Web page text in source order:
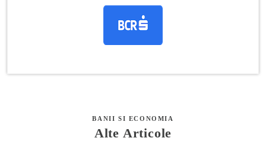
BANII SI ECONOMIA
Alte Articole